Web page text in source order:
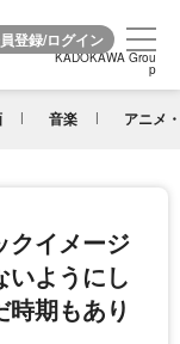
KADOKAWA Grou
p
音楽 アニメ
KADOKAWA Grou
p
クイメージ
いようにし
期もあり